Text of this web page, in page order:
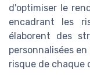
d'optimiser le
encadrant les
élaborent des
personnalisées
risque de chaque